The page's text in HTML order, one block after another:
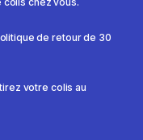
de retour de 30
votre colis au